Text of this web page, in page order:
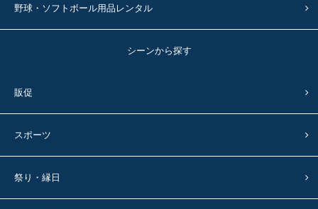
野球・ソフトボール用品レンタル
シーンから探す
販促
スポーツ
祭り・縁日